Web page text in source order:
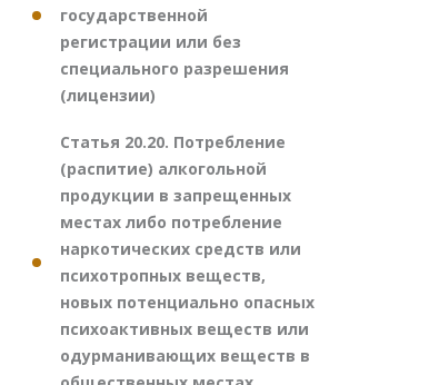
государственной
регистрации или без
специального разрешения
(лицензии)
Статья 20.20. Потребление
(распитие) алкогольной
продукции в запрещенных
местах либо потребление
наркотических средств или
психотропных веществ,
новых потенциально опасных
психоактивных веществ или
одурманивающих веществ в